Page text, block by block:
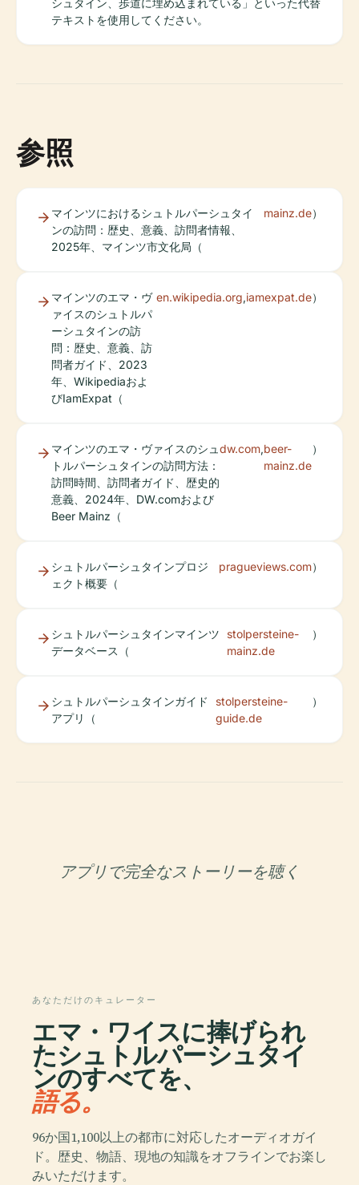
シュタイン、歩道に埋め込まれている」といった代替
テキストを使用してください。
参照
マインツにおけるシュトルパーシュタイ
ンの訪問：歴史、意義、訪問者情報、
2025年、マインツ市文化局（
mainz.de）
マインツのエマ・ヴ
ァイスのシュトルパ
ーシュタインの訪
問：歴史、意義、訪
問者ガイド、2023
年、Wikipediaおよ
びIamExpat（
en.wikipedia.org,iamexpat.de）
マインツのエマ・ヴァイスのシュ
トルパーシュタインの訪問方法：
訪問時間、訪問者ガイド、歴史的
意義、2024年、DW.comおよび
Beer Mainz（
dw.com,beer-
mainz.de
）
シュトルパーシュタインプロジ
ェクト概要（
pragueviews.com）
シュトルパーシュタインマインツ
データベース（
stolpersteine-
mainz.de
）
シュトルパーシュタインガイド
アプリ（
stolpersteine-
guide.de
）
アプリで完全なストーリーを聴く
あなただけのキュレーター
エマ・ワイスに捧げられ
たシュトルパーシュタイ
ンのすべてを、
語る。
96か国1,100以上の都市に対応したオーディオガイ
ド。歴史、物語、現地の知識をオフラインでお楽し
みいただけます。